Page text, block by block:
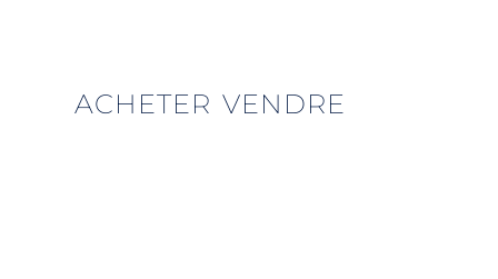
ACHETER VENDRE